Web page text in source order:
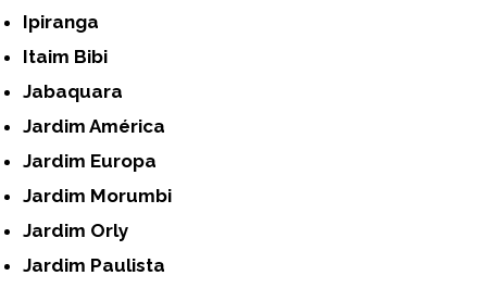
Ipiranga
Itaim Bibi
Jabaquara
Jardim América
Jardim Europa
Jardim Morumbi
Jardim Orly
Jardim Paulista